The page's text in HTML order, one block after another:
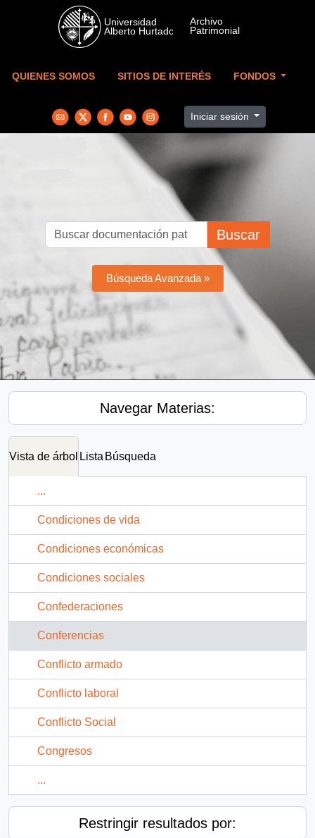
Skip to main content
QUIENES SOMOS SITIOS DE INTERÉS FONDOS
Iniciar sesión
Buscar
Búsqueda Avanzada »
Navegar Materias:
Vista de árbol Lista Búsqueda
...
Condiciones de vida
Condiciones económicas
Condiciones sociales
Confederaciones
Conferencias
Conflicto armado
Conflicto laboral
Conflicto Social
Congresos
...
Restringir resultados por: